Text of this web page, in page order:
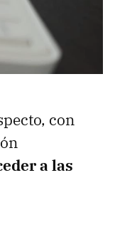
con
a las